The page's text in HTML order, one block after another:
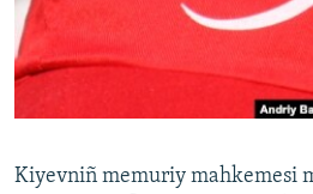
Русский
Українською
Kiyevniñ memuriy mahkemesi